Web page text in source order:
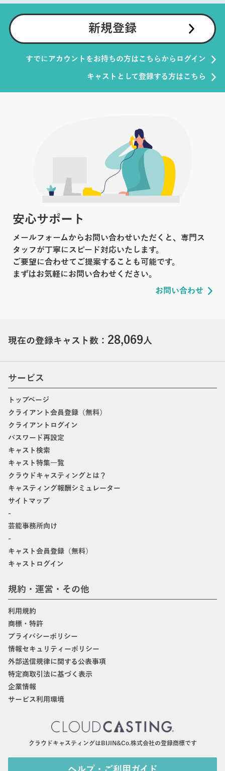
新規登録
すでにアカウントをお持ちの方はこちらからログイン
キャストとして登録する方はこちら
安心サポート
メールフォームからお問い合わせいただくと、専門ス
タッフが丁寧にスピード対応いたします。
ご要望に合わせてご提案することも可能です。
まずはお気軽にお問い合わせください。
お問い合わせ
現在の登録キャスト数： 28,069人
サービス
トップページ
クライアント会員登録（無料）
クライアントログイン
パスワード再設定
キャスト検索
キャスト特集一覧
クラウドキャスティングとは？
キャスティング報酬シミュレーター
サイトマップ
-
芸能事務所向け
-
キャスト会員登録（無料）
キャストログイン
規約・運営・その他
利用規約
商標・特許
プライバシーポリシー
情報セキュリティーポリシー
外部送信規律に関する公表事項
特定商取引法に基づく表示
企業情報
サービス利用環境
クラウドキャスティングはBIJIN&Co.株式会社の登録商標です